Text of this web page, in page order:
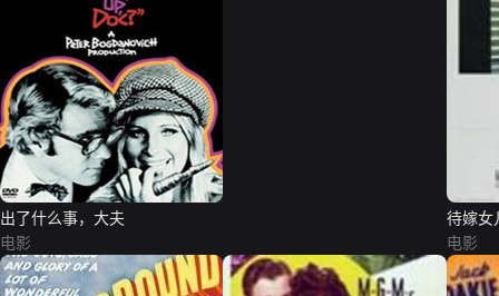
出了什么事，大夫
电影
待嫁女
电影